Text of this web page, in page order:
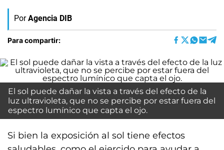
Por Agencia DIB
Para compartir:
El sol puede dañar la vista a través del efecto de la
luz ultravioleta, que no se percibe por estar fuera del
espectro lumínico que capta el ojo.
Si bien la exposición al sol tiene efectos